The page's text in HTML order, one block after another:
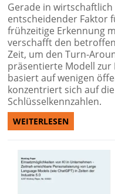
Gerade in
entscheidender Faktor
frühzeitige Erkennung
verschafft den
Zeit, um den Turn-
präsentierte Modell zur
basiert auf wenigen
konzentriert sich auf
Schlüsselkennzahlen.
WEITERLESEN